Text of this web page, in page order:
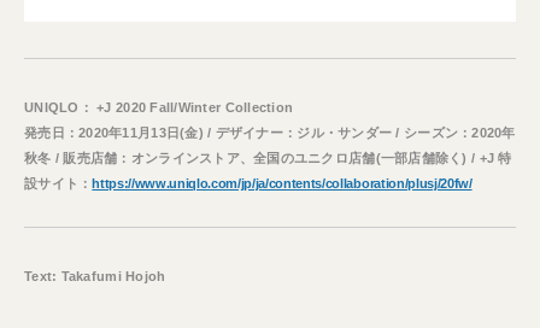
UNIQLO： +J 2020 Fall/Winter Collection
発売日：2020年11月13日(金) / デザイナー：ジル・サンダー / シーズン：2020年
秋冬 / 販売店舗：オンラインストア、全国のユニクロ店舗(一部店舗除く) / +J 特
設サイト：https://www.uniqlo.com/jp/ja/contents/collaboration/plusj/20fw/
Text: Takafumi Hojoh